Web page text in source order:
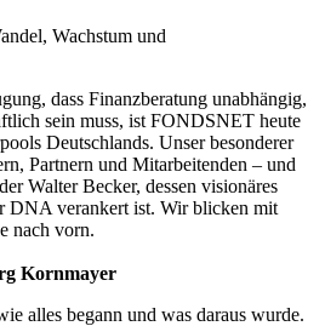
Wachstum und
dass Finanzberatung unabhängig,
sein muss, ist FONDSNET heute
Deutschlands. Unser besonderer
Partnern und Mitarbeitenden – und
Walter Becker, dessen visionäres
DNA verankert ist. Wir blicken mit
nach vorn.
Kornmayer
alles begann und was daraus wurde.